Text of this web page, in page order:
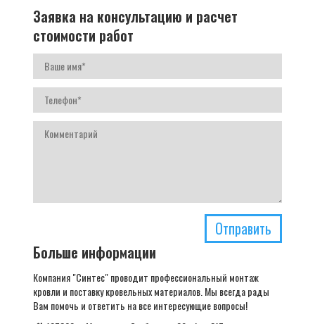
Заявка на консультацию и расчет
стоимости работ
Отправить
Больше информации
Компания "Синтес" проводит профессиональный монтаж
кровли и поставку кровельных материалов. Мы всегда рады
Вам помочь и ответить на все интересующие вопросы!